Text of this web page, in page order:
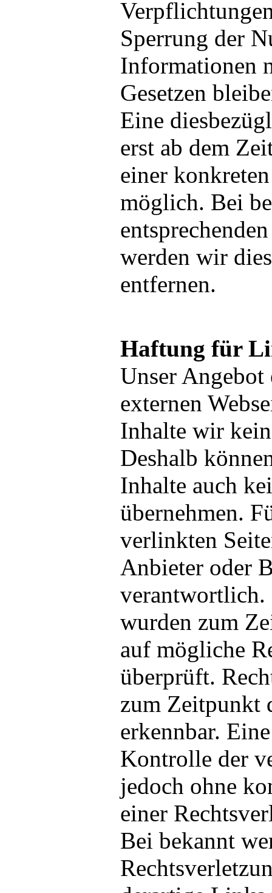
Sperrung der
Informationen
Gesetzen
Eine
erst ab dem
einer
möglich. Bei
werden wir
entfernen.
Haftung für
Unser
externen
Inhalte wir
Deshalb
Inhalte auch
übernehmen.
verlinkten
Anbieter oder
verantwortlich.
wurden zum
auf mögliche
überprüft.
zum Zeitpunkt
erkennbar.
Kontrolle der
jedoch ohne
einer
Bei bekannt